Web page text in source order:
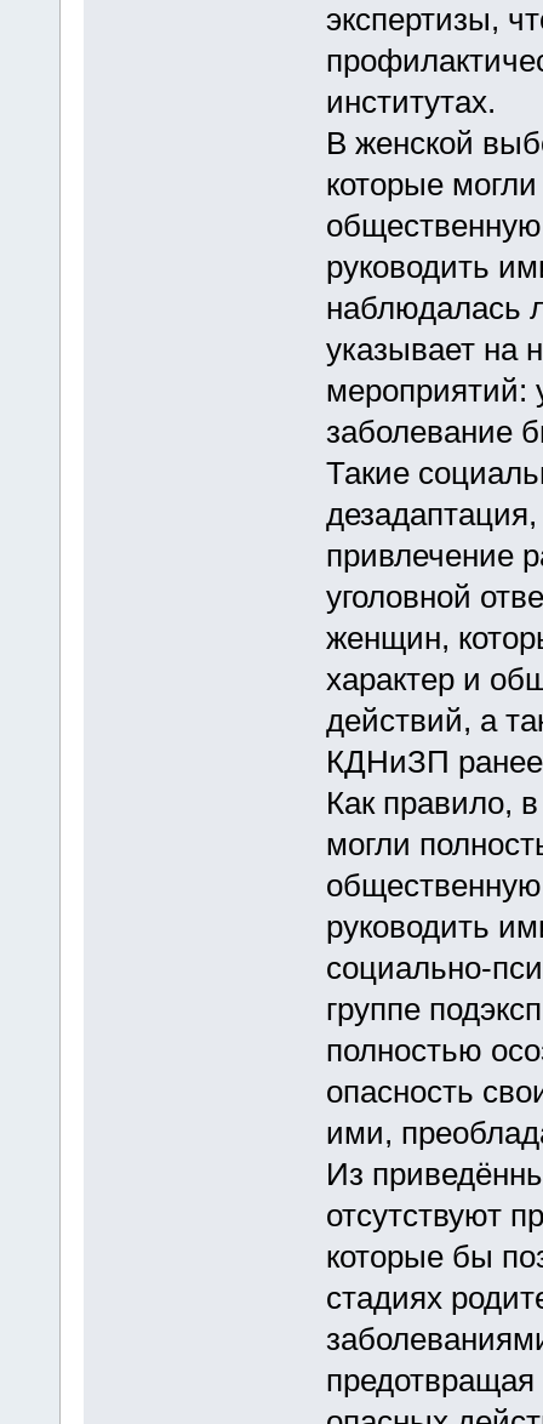
экспертизы,
институтах.
В женской
которые
общественную
руководить
наблюдалась
указывает на
мероприятий:
заболевание
Такие
привлечение
уголовной
женщин,
характер и
действий, а
КДНиЗП
Как правило,
могли
руководить
социально-
группе
полностью
опасность
ими,
Из
отсутствуют
которые бы
стадиях